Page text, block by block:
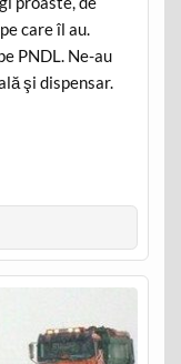
care îl au.
PNDL. Ne-au
şi dispensar.